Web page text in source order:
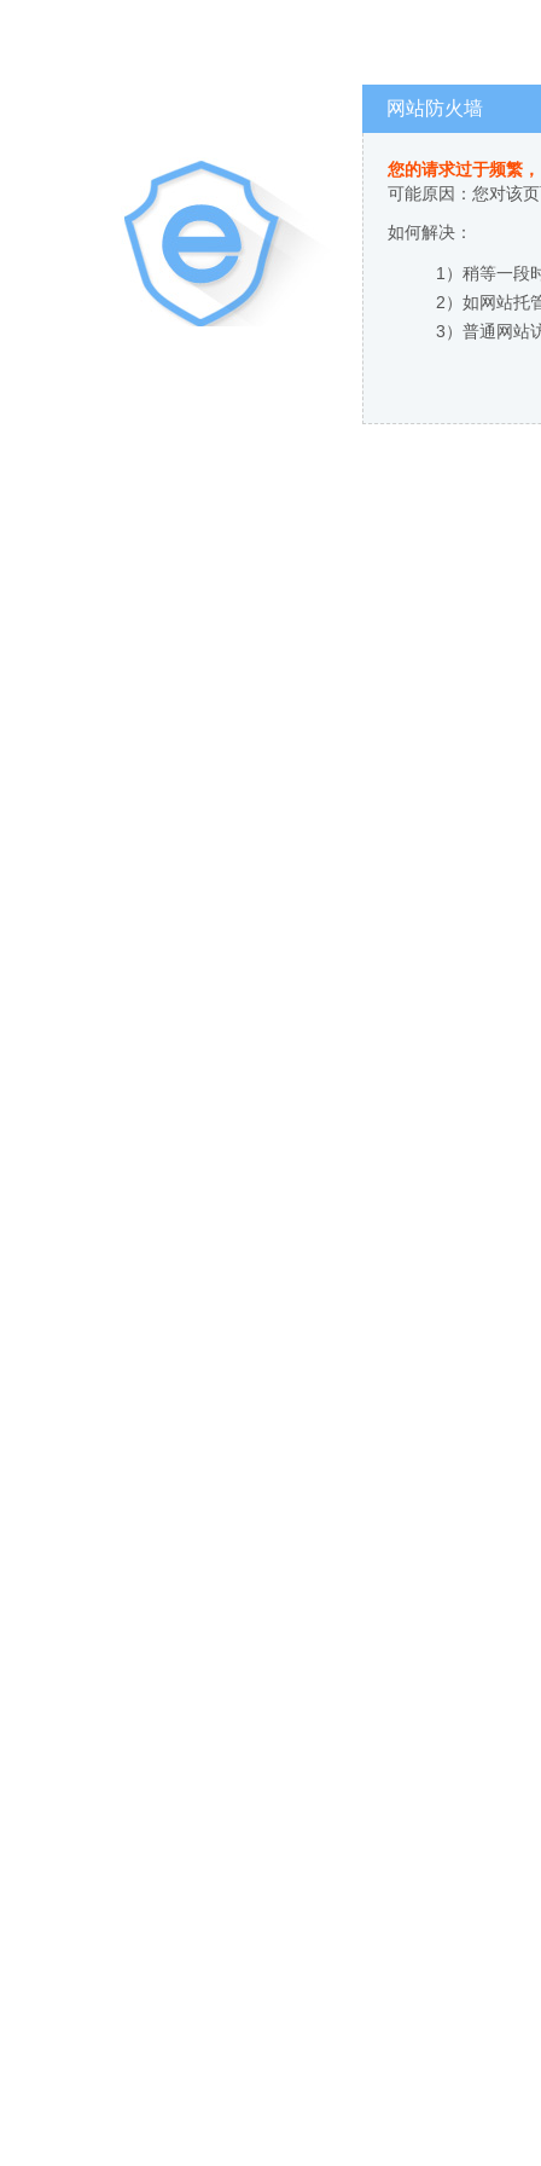
网站防火墙
您的请求过于频繁
可能原因：您对该
如何解决：
1）稍等一段
2）如网站托
3）普通网站